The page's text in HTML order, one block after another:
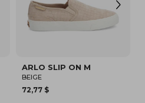
ON M SPARKLE